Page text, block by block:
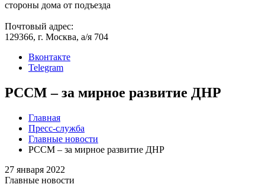
стороны дома от подъезда
Почтовый адрес:
129366, г. Москва, а/я 704
Вконтакте
Telegram
РССМ – за мирное развитие ДНР
Главная
Пресс-служба
Главные новости
РССМ – за мирное развитие ДНР
27 января 2022
Главные новости